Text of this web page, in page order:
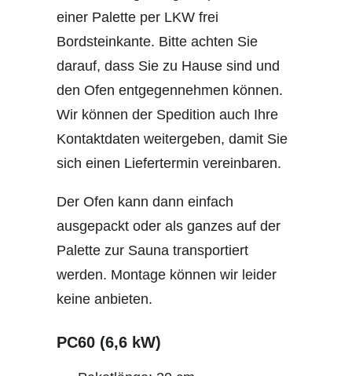
einer Palette per LKW frei
Bordsteinkante. Bitte achten Sie
darauf, dass Sie zu Hause sind und
den Ofen entgegennehmen können.
Wir können der Spedition auch Ihre
Kontaktdaten weitergeben, damit Sie
sich einen Liefertermin vereinbaren.
Der Ofen kann dann einfach
ausgepackt oder als ganzes auf der
Palette zur Sauna transportiert
werden. Montage können wir leider
keine anbieten.
PC60 (6,6 kW)